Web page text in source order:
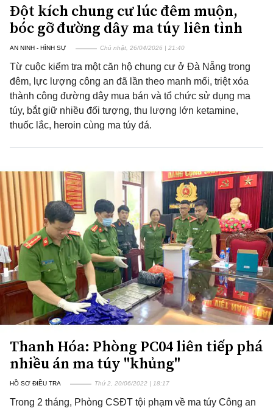
Đột kích chung cư lúc đêm muộn,
bóc gỡ đường dây ma túy liên tỉnh
AN NINH - HÌNH SỰ Chủ nhật, 26/04/2026 | 21:40
Từ cuộc kiểm tra một căn hộ chung cư ở Đà Nẵng trong
đêm, lực lượng công an đã lần theo manh mối, triệt xóa
thành công đường dây mua bán và tổ chức sử dụng ma
túy, bắt giữ nhiều đối tượng, thu lượng lớn ketamine,
thuốc lắc, heroin cùng ma túy đá.
Thanh Hóa: Phòng PC04 liên tiếp phá
nhiều án ma túy "khủng"
HỒ SƠ ĐIỀU TRA Thứ 2, 20/06/2022 | 18:17
Trong 2 tháng, Phòng CSĐT tội phạm về ma túy Công an